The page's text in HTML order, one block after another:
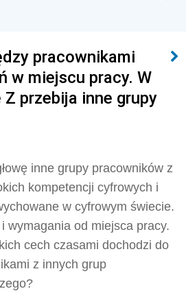
pracownikami
w miejscu pracy. W
przebija inne grupy
inne grupy pracowników z
kompetencji cyfrowych i
w cyfrowym świecie.
wymagania od miejsca pracy.
cech czasami dochodzi do
z innych grup